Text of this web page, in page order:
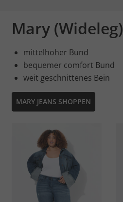
Mary (Wideleg)
mittelhoher Bund
bequemer comfort Bund
weit geschnittenes Bein
MARY JEANS SHOPPEN